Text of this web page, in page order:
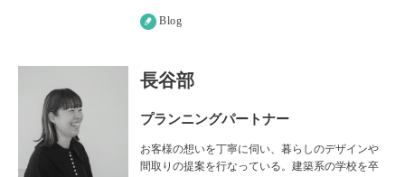
Blog
長谷部
プランニングパートナー
お客様の想いを丁寧に伺い、暮らしのデザインや
間取りの提案を行なっている。建築系の学校を卒